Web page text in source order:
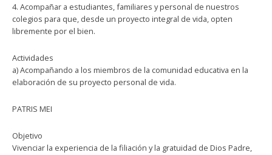
4. Acompañar a estudiantes, familiares y personal de nuestros
colegios para que, desde un proyecto integral de vida, opten
libremente por el bien.
Actividades
a) Acompañando a los miembros de la comunidad educativa en la
elaboración de su proyecto personal de vida.
PATRIS MEI
Objetivo
Vivenciar la experiencia de la filiación y la gratuidad de Dios Padre,